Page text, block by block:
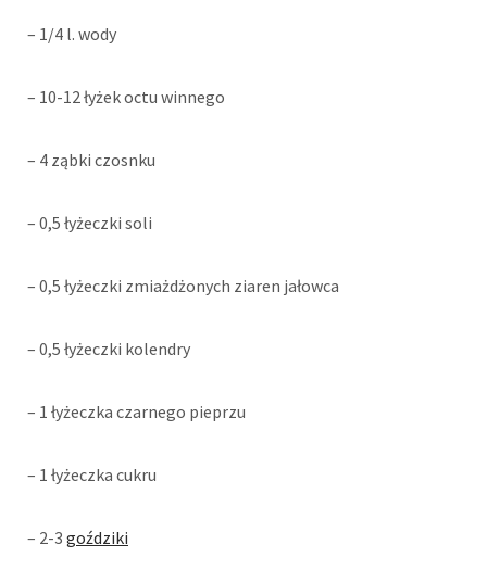
– 1/4 l. wody
– 10-12 łyżek octu winnego
– 4 ząbki czosnku
– 0,5 łyżeczki soli
– 0,5 łyżeczki zmiażdżonych ziaren jałowca
– 0,5 łyżeczki kolendry
– 1 łyżeczka czarnego pieprzu
– 1 łyżeczka cukru
– 2-3 goździki